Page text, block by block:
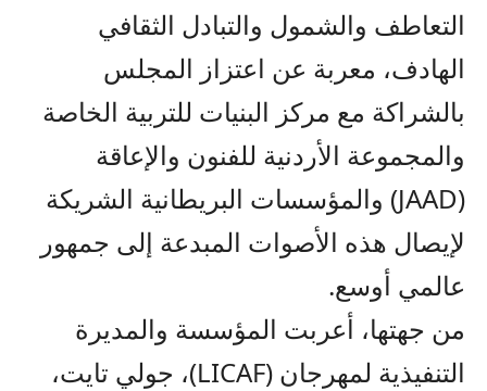
التعاطف والشمول والتبادل الثقافي
الهادف، معربة عن اعتزاز المجلس
بالشراكة مع مركز البنيات للتربية الخاصة
والمجموعة الأردنية للفنون والإعاقة
(JAAD) والمؤسسات البريطانية الشريكة
لإيصال هذه الأصوات المبدعة إلى جمهور
عالمي أوسع.
​من جهتها، أعربت المؤسسة والمديرة
التنفيذية لمهرجان (LICAF)، جولي تايت،